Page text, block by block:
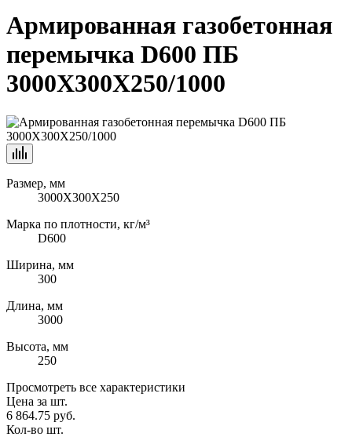
Армированная газобетонная
перемычка D600 ПБ
3000X300X250/1000
Размер, мм
3000X300X250
Марка по плотности, кг/м³
D600
Ширина, мм
300
Длина, мм
3000
Высота, мм
250
Просмотреть все характеристики
Цена за шт.
6 864.75 руб.
Кол-во шт.